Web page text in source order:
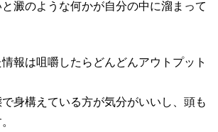
澱のような何かが自分の中に溜まって
報は咀嚼したらどんどんアウトプット
身構えている方が気分がいいし、頭も